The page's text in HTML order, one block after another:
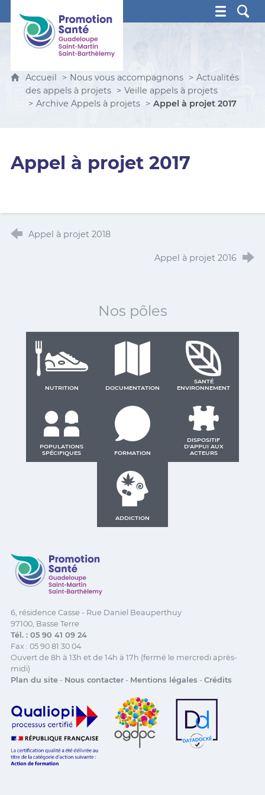
Promotion Santé Guadeloupe, Saint-Martin, Saint
Accueil Nous vous accompagnons
Actualités
des appels à projets
Veille appels à projets
Archive Appels à projets
Appel à projet 2017
Appel à projet 2017
Appel à projet 2018
Appel à projet 2016
Nos pôles
NUTRITION DOCUMENTATION
SANTÉ
ENVIRONNEMENT
POPULATIONS
SPÉCIFIQUES
FORMATION
DISPOSITIF
D'APPUI AUX
ACTEURS
ADDICTION
Promotion Santé Guadeloupe, Saint-Martin, Saint
6, résidence Casse - Rue Daniel Beauperthuy
97100, Basse Terre
Tél. : 05 90 41 09 24
Fax : 05 90 81 30 04
Ouvert de 8h à 13h et de 14h à 17h (fermé le mercredi après-
midi)
Plan du site- Nous contacter- Mentions légales - Crédits